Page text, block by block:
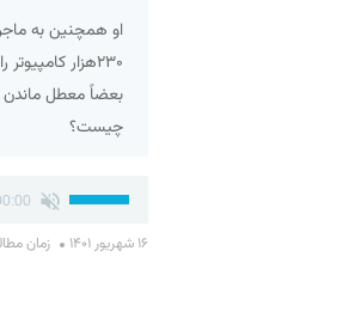
او همچنین به
بعضاً معطل ماندن
چیست؟
پخش‌کننده
صوت
برای
۱۶ شهریور ۱۴۰۱ زمان مطالعه :